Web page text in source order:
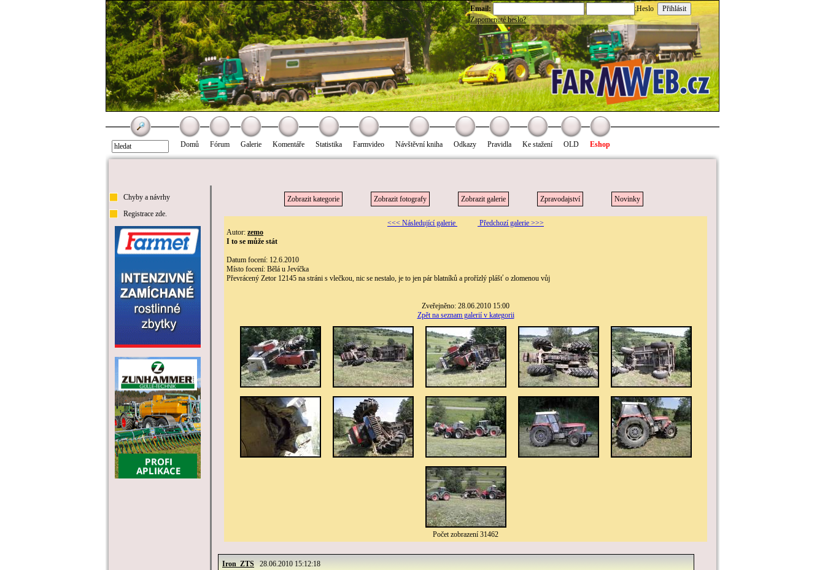
Email:
:Heslo
Zapomenuté heslo?
Domů Fórum Galerie Komentáře Statistika Farmvideo Návštěvní kniha Odkazy Pravidla Ke stažení OLD Eshop
Chyby a návrhy
Registrace zde.
Zobrazit kategorie Zobrazit fotografy Zobrazit galerie Zpravodajství Novinky
<<< Následující galerie
Předchozí galerie >>>
Autor: zemo
I to se může stát
Datum focení: 12.6.2010
Místo focení: Bělá u Jevíčka
Převrácený Zetor 12145 na stráni s vlečkou, nic se nestalo, je to jen pár blatníků a prořízlý plášť o zlomenou vůj
Zveřejněno: 28.06.2010 15:00
Zpět na seznam galerií v kategorii
Počet zobrazení 31462
Iron_ZTS 28.06.2010 15:12:18